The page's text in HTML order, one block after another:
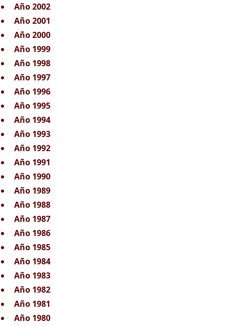
Año 2002
Año 2001
Año 2000
Año 1999
Año 1998
Año 1997
Año 1996
Año 1995
Año 1994
Año 1993
Año 1992
Año 1991
Año 1990
Año 1989
Año 1988
Año 1987
Año 1986
Año 1985
Año 1984
Año 1983
Año 1982
Año 1981
Año 1980